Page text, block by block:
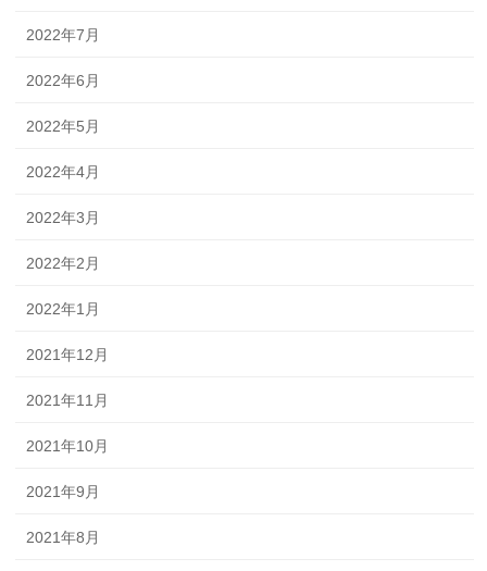
2022年7月
2022年6月
2022年5月
2022年4月
2022年3月
2022年2月
2022年1月
2021年12月
2021年11月
2021年10月
2021年9月
2021年8月